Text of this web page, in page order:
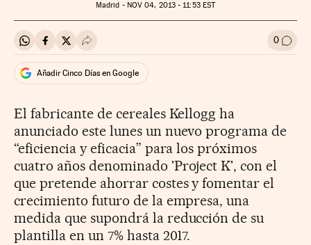
Madrid - NOV 04, 2013 - 11:53EST
Compartir en Whatsapp
Compartir en Facebook
Compartir en Twitter
Desplegar Redes Sociales 0 Ir a
Añadir Cinco Días en Google
El fabricante de cereales Kellogg ha
anunciado este lunes un nuevo programa de
“eficiencia y eficacia” para los próximos
cuatro años denominado 'Project K', con el
que pretende ahorrar costes y fomentar el
crecimiento futuro de la empresa, una
medida que supondrá la reducción de su
plantilla en un 7% hasta 2017.